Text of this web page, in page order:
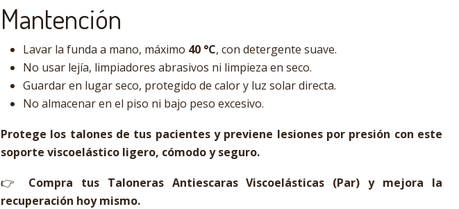
Mantención
Lavar la funda a mano, máximo 40 °C, con detergente suave.
No usar lejía, limpiadores abrasivos ni limpieza en seco.
Guardar en lugar seco, protegido de calor y luz solar directa.
No almacenar en el piso ni bajo peso excesivo.
Protege los talones de tus pacientes y previene lesiones por presión con este
soporte viscoelástico ligero, cómodo y seguro.
👉 Compra tus Taloneras Antiescaras Viscoelásticas (Par) y mejora la
recuperación hoy mismo.